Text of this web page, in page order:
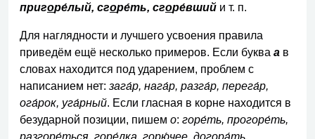
пригоре́лый, сгоре́ть, сгоре́вший и т. п.
Для наглядности и лучшего усвоения правила
приведём ещё несколько примеров. Если буква а в
словах находится под ударением, проблем с
написанием нет: зага́р, нага́р, разга́р, перега́р,
ога́рок, уга́рный. Если гласная в корне находится в
безударной позиции, пишем о: горе́ть, прогоре́ть,
разгоре́ться, горе́лка, горю́чее, догора́ть,